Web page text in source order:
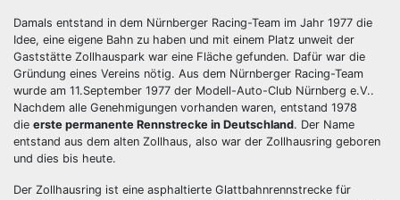
Damals entstand in dem Nürnberger Racing-Team im Jahr 1977 die
Idee, eine eigene Bahn zu haben und mit einem Platz unweit der
Gaststätte Zollhauspark war eine Fläche gefunden. Dafür war die
Gründung eines Vereins nötig. Aus dem Nürnberger Racing-Team
wurde am 11.September 1977 der Modell-Auto-Club Nürnberg e.V..
Nachdem alle Genehmigungen vorhanden waren, entstand 1978
die erste permanente Rennstrecke in Deutschland. Der Name
entstand aus dem alten Zollhaus, also war der Zollhausring geboren
und dies bis heute.
Der Zollhausring ist eine asphaltierte Glattbahnrennstrecke für